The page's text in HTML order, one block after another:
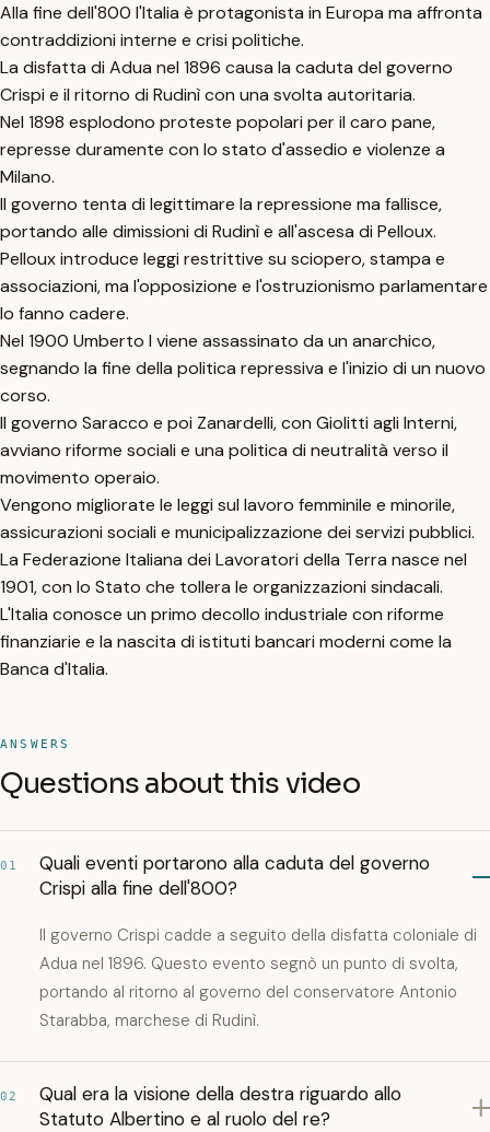
Alla fine dell'800 l'Italia è protagonista in Europa ma affronta
contraddizioni interne e crisi politiche.
La disfatta di Adua nel 1896 causa la caduta del governo
Crispi e il ritorno di Rudinì con una svolta autoritaria.
Nel 1898 esplodono proteste popolari per il caro pane,
represse duramente con lo stato d'assedio e violenze a
Milano.
Il governo tenta di legittimare la repressione ma fallisce,
portando alle dimissioni di Rudinì e all'ascesa di Pelloux.
Pelloux introduce leggi restrittive su sciopero, stampa e
associazioni, ma l'opposizione e l'ostruzionismo parlamentare
lo fanno cadere.
Nel 1900 Umberto I viene assassinato da un anarchico,
segnando la fine della politica repressiva e l'inizio di un nuovo
corso.
Il governo Saracco e poi Zanardelli, con Giolitti agli Interni,
avviano riforme sociali e una politica di neutralità verso il
movimento operaio.
Vengono migliorate le leggi sul lavoro femminile e minorile,
assicurazioni sociali e municipalizzazione dei servizi pubblici.
La Federazione Italiana dei Lavoratori della Terra nasce nel
1901, con lo Stato che tollera le organizzazioni sindacali.
L'Italia conosce un primo decollo industriale con riforme
finanziarie e la nascita di istituti bancari moderni come la
Banca d'Italia.
ANSWERS
Questions about this video
01
Quali eventi portarono alla caduta del governo
Crispi alla fine dell'800?
Il governo Crispi cadde a seguito della disfatta coloniale di
Adua nel 1896. Questo evento segnò un punto di svolta,
portando al ritorno al governo del conservatore Antonio
Starabba, marchese di Rudinì.
02
Qual era la visione della destra riguardo allo
Statuto Albertino e al ruolo del re?